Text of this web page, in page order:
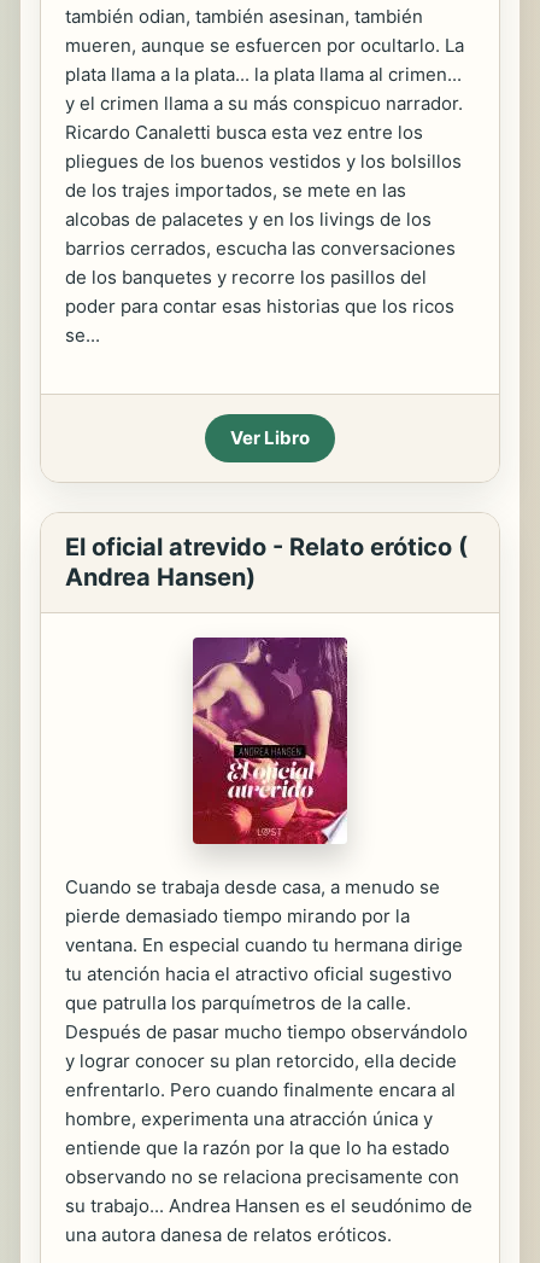
también odian, también asesinan, también
mueren, aunque se esfuercen por ocultarlo. La
plata llama a la plata... la plata llama al crimen...
y el crimen llama a su más conspicuo narrador.
Ricardo Canaletti busca esta vez entre los
pliegues de los buenos vestidos y los bolsillos
de los trajes importados, se mete en las
alcobas de palacetes y en los livings de los
barrios cerrados, escucha las conversaciones
de los banquetes y recorre los pasillos del
poder para contar esas historias que los ricos
se...
Ver Libro
El oficial atrevido - Relato erótico (
Andrea Hansen)
Cuando se trabaja desde casa, a menudo se
pierde demasiado tiempo mirando por la
ventana. En especial cuando tu hermana dirige
tu atención hacia el atractivo oficial sugestivo
que patrulla los parquímetros de la calle.
Después de pasar mucho tiempo observándolo
y lograr conocer su plan retorcido, ella decide
enfrentarlo. Pero cuando finalmente encara al
hombre, experimenta una atracción única y
entiende que la razón por la que lo ha estado
observando no se relaciona precisamente con
su trabajo... Andrea Hansen es el seudónimo de
una autora danesa de relatos eróticos.